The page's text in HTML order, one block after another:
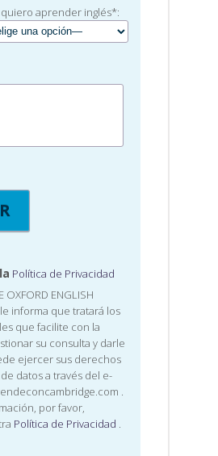
aprender inglés*:
Política de Privacidad
OXFORD ENGLISH
le informa que tratará los
que facilite con la
su consulta y darle
ejercer sus derechos
datos a través del e-
.
por favor,
Política de Privacidad .